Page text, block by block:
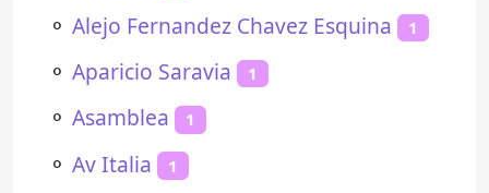
⚬ Alejo Fernandez Chavez Esquina 1
⚬ Aparicio Saravia 1
⚬ Asamblea 1
⚬ Av Italia 1